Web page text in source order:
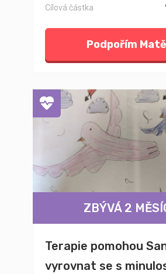
Cílová částka
Podpořím
ZBÝVÁ 2
Terapie pomohou
vyrovnat se s